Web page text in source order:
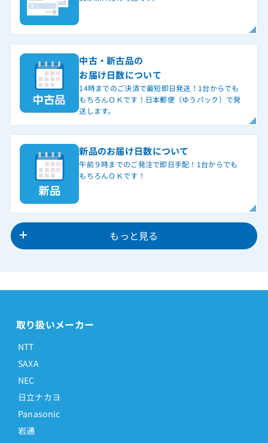
中古・新古品の
お届け日数について
14時までのご決済で最短即日発送！1台からでも
もちろんＯＫです！日本郵便（ゆうパック）で発
送します。
新品のお届け日数について
午前９時までのご発注で即日手配！1台からでも
もちろんＯＫです！
もっと見る
取り扱いメーカー
NTT
SAXA
NEC
日立ナカヨ
Panasonic
岩通